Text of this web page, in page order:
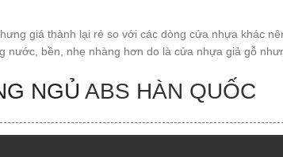
giá thành lại rẻ so với các dòng cửa nhựa khác
bền, nhẹ nhàng hơn do là cửa nhựa giả gỗ
NGỦ ABS HÀN QUỐC